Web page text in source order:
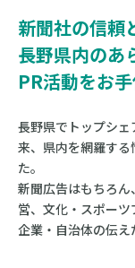
新聞社の信頼
長野県内のあ
PR活動をお手
長野県でトップシ
来、県内を網羅す
た。
新聞広告はもちろ
営、文化・スポーツ
企業・自治体の伝え